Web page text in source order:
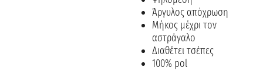
Άργυλος απόχρωση
Μήκος μέχρι τον
αστράγαλο
Διαθέτει τσέπες
100% pol